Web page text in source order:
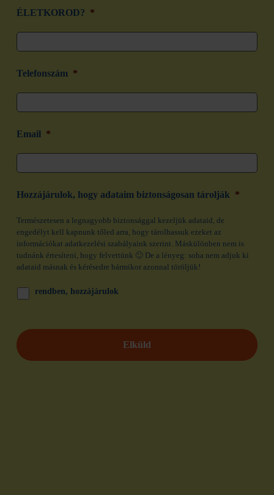
ÉLETKOROD? *
Telefonszám *
Email *
Hozzájárulok, hogy adataim biztonságosan tárolják *
Természetesen a legnagyobb biztonsággal kezeljük adataid, de
engedélyt kell kapnunk tőled arra, hogy tárolhassuk ezeket az
információkat adatkezelési szabályaink szerint. Máskülönben nem is
tudnánk értesíteni, hogy felvettünk 🙂 De a lényeg: soha nem adjuk ki
adataid másnak és kérésedre bármikor azonnal töröljük!
rendben, hozzájárulok